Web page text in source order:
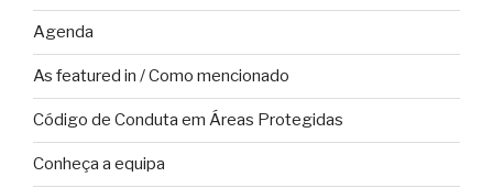
Agenda
As featured in / Como mencionado
Código de Conduta em Áreas Protegidas
Conheça a equipa